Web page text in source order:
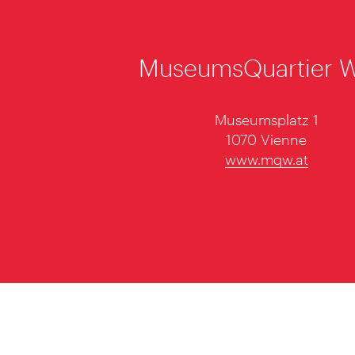
MuseumsQuartier
Museumsplatz 1
1070 Vienne
www.mqw.at